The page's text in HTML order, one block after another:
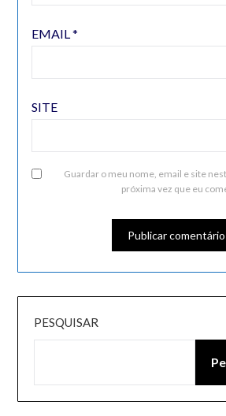
EMAIL *
SITE
Guardar o meu nome, email e site
próxima vez que eu
PESQUISAR